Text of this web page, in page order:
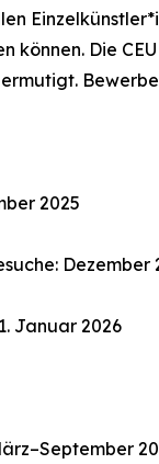
können. Die
2025
Dezember
Januar 2026